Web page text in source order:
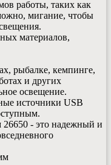
работы, таких как
мигание, чтобы
материалов,
рыбалке, кемпинге,
и других
освещение.
источники USB
- это надежный и